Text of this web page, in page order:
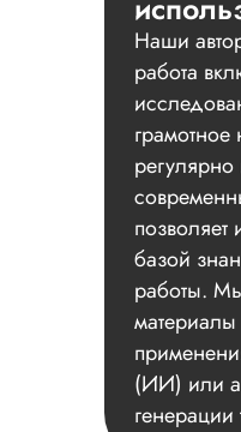
Наши
работа
позволяет
базой
работы.
(ИИ) или
генерации